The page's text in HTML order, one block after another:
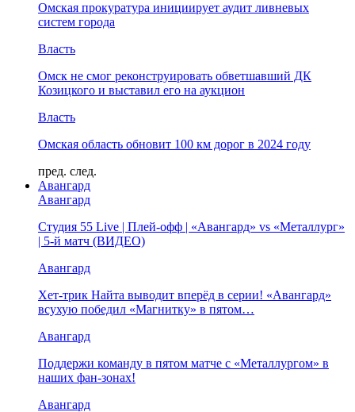
Омская прокуратура инициирует аудит ливневых
систем города
Власть
Омск не смог реконструировать обветшавший ДК
Козицкого и выставил его на аукцион
Власть
Омская область обновит 100 км дорог в 2024 году
пред. след.
Авангард
Авангард
Студия 55 Live | Плей-офф | «Авангард» vs «Металлург»
| 5-й матч (ВИДЕО)
Авангард
Хет-трик Найта выводит вперёд в серии! «Авангард»
всухую победил «Магнитку» в пятом…
Авангард
Поддержи команду в пятом матче с «Металлургом» в
наших фан-зонах!
Авангард